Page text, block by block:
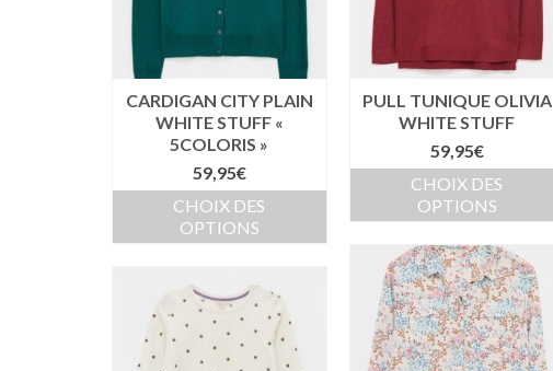
CARDIGAN CITY PLAIN
WHITE STUFF «
5COLORIS »
59,95€
CHOIX DES
OPTIONS
PULL TUNIQUE OLIVIA
WHITE STUFF
59,95€
CHOIX DES
OPTIONS